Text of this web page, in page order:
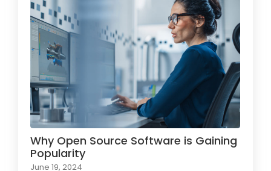
Why Open Source Software is Gaining
Popularity
June 19, 2024